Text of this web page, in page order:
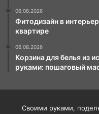
06.08.2026
Фитодизайн в
квартире
06.08.2026
Корзина для белья из
руками: пошаговый
Своими руками,